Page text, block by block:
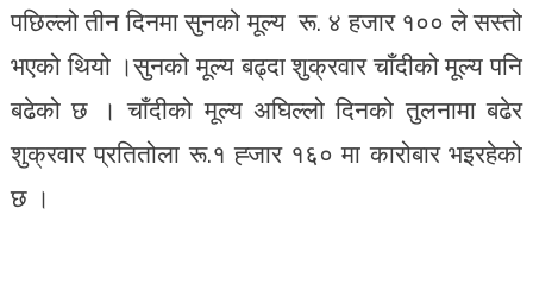
पछिल्लो तीन दिनमा सुनको मूल्य रू. ४ हजार १०० ले सस्तो
भएको थियो ।सुनको मूल्य बढ्दा शुक्रवार चाँदीको मूल्य पनि
बढेको छ । चाँदीको मूल्य अघिल्लो दिनको तुलनामा बढेर
शुक्रवार प्रतितोला रू.१ ह्जार १६० मा कारोबार भइरहेको
छ ।